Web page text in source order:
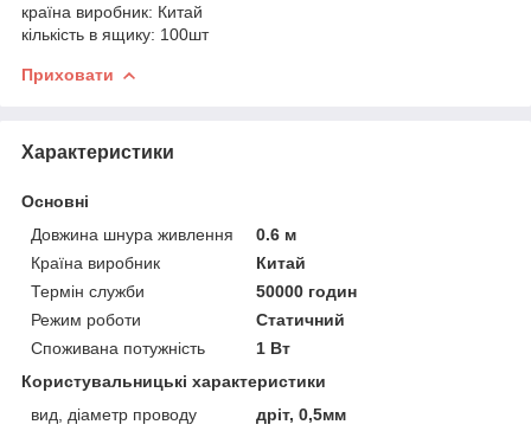
країна виробник: Китай
кількість в ящику: 100шт
Приховати
Характеристики
Основні
Довжина шнура живлення
0.6 м
Країна виробник
Китай
Термін служби
50000 годин
Режим роботи
Статичний
Споживана потужність
1 Вт
Користувальницькі характеристики
вид, діаметр проводу
дріт, 0,5мм